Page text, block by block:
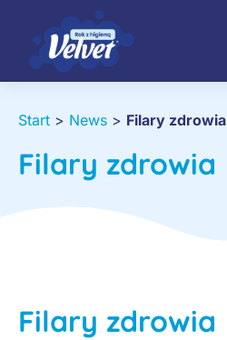
Start > News > Filary zdrowia
Filary zdrowia
Filary zdrowia